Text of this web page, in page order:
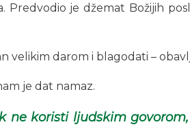
Predvodio je džemat Božijih
velikim darom i blagodati –
je dat namaz.
ne koristi ljudskim